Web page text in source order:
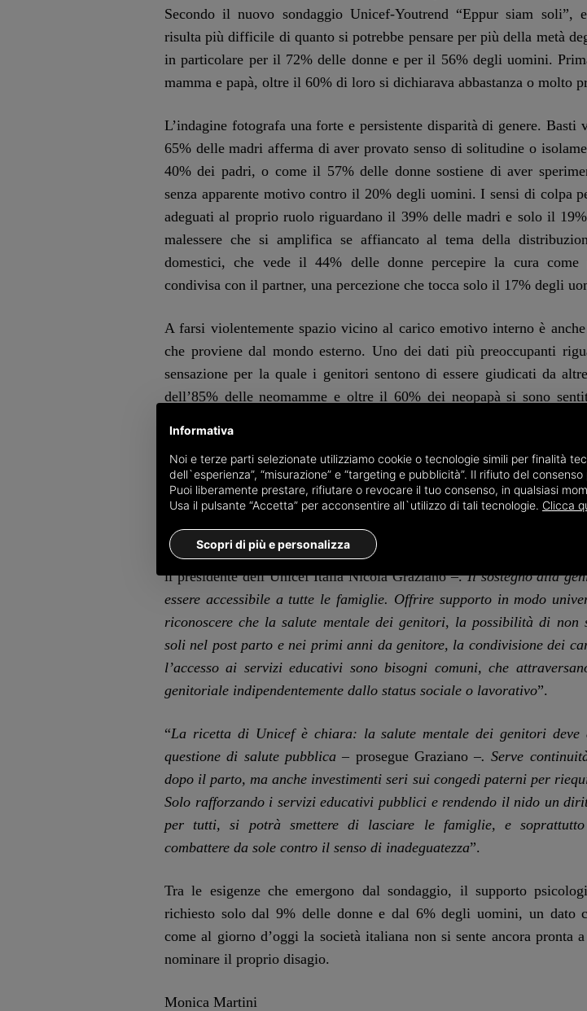
Secondo il nuovo sondaggio Unicef-Youtrend “Eppur siam soli”,
risulta più difficile di quanto si potrebbe pensare per più della metà
in particolare per il 72% delle donne e per il 56% degli uomini.
mamma e papà, oltre il 60% di loro si dichiarava abbastanza o molto
L’indagine fotografa una forte e persistente disparità di genere. Basti
65% delle madri afferma di aver provato senso di solitudine o
40% dei padri, o come il 57% delle donne sostiene di aver
senza apparente motivo contro il 20% degli uomini. I sensi di colpa
adeguati al proprio ruolo riguardano il 39% delle madri e solo il
malessere che si amplifica se affiancato al tema della
domestici, che vede il 44% delle donne percepire la cura
condivisa con il partner, una percezione che tocca solo il 17% degli
A farsi violentemente spazio vicino al carico emotivo interno è
che proviene dal mondo esterno. Uno dei dati più preoccupanti
sensazione per la quale i genitori sentono di essere giudicati da
dell’85% delle neomamme e oltre il 60% dei neopapà si sono
e 27%), e i propri genitori (37% e 35%). Anche gli operatori sanitari,
ginecologi e ostetriche, sono percepiti come fonte di giudizio dal
dall’8% degli uomini.
“I dati che presentiamo oggi offrono un importante spunto di
il presidente dell’Unicef Italia Nicola Graziano –.Il sostegno alla
essere accessibile a tutte le famiglie. Offrire supporto in modo
riconoscere che la salute mentale dei genitori, la possibilità di non
soli nel post parto e nei primi anni da genitore, la condivisione dei
l’accesso ai servizi educativi sono bisogni comuni, che
genitoriale indipendentemente dallo status sociale o lavorativo”.
“La ricetta di Unicef è chiara: la salute mentale dei genitori deve
questione di salute pubblica– prosegue Graziano –. Serve
dopo il parto, ma anche investimenti seri sui congedi paterni per
Solo rafforzando i servizi educativi pubblici e rendendo il nido un
per tutti, si potrà smettere di lasciare le famiglie, e
combattere da sole contro il senso di inadeguatezza”.
Tra le esigenze che emergono dal sondaggio, il supporto
richiesto solo dal 9% delle donne e dal 6% degli uomini, un dato
come al giorno d’oggi la società italiana non si sente ancora pronta
nominare il proprio disagio.
Monica Martini
Informativa
Noi e terze parti selezionate utilizziamo cookie o tecnologie simili per finalità
dell`esperienza”, “misurazione” e “targeting e pubblicità”. Il rifiuto del
Puoi liberamente prestare, rifiutare o revocare il tuo consenso, in qualsiasi
Usa il pulsante “Accetta” per acconsentire all`utilizzo di tali tecnologie. Clicca
Scopri di più e personalizza